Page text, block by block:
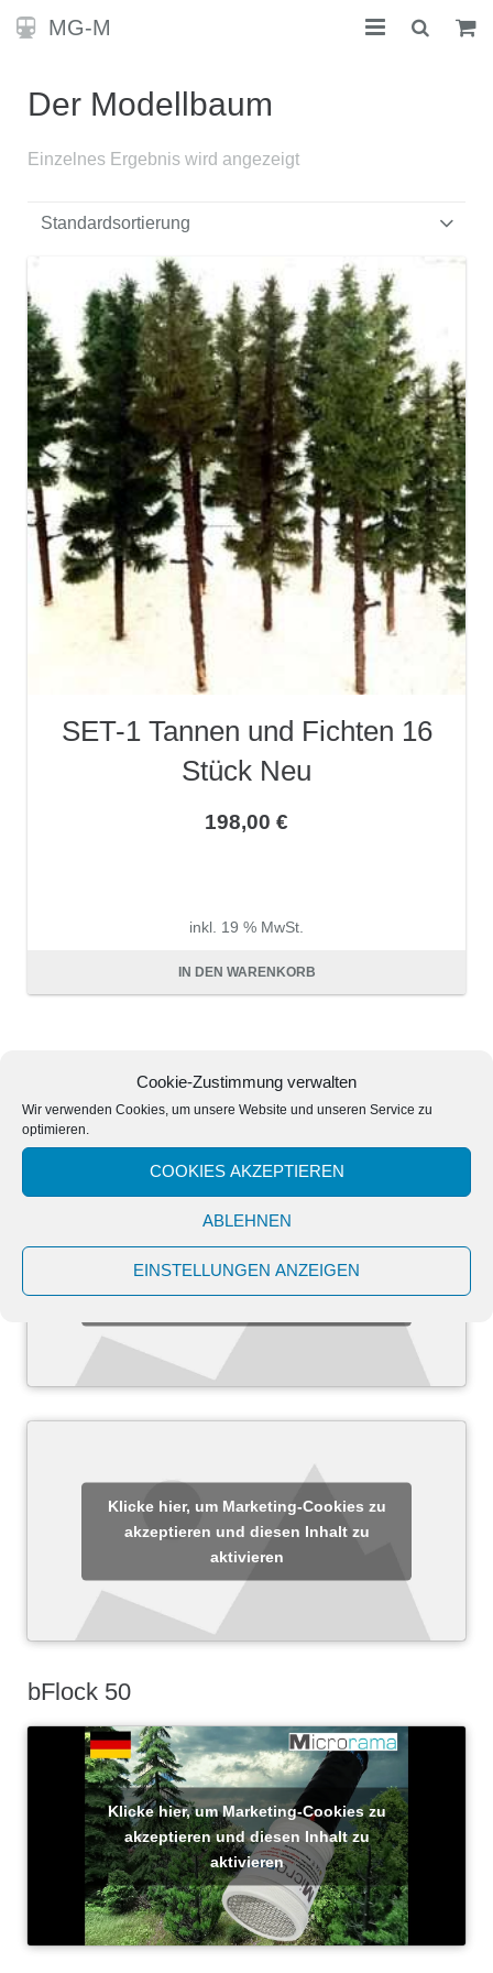
Cookie-Zustimmung verwalten
Wir verwenden Cookies, um unsere Website und unseren Service zu
optimieren.
COOKIES AKZEPTIEREN
ABLEHNEN
EINSTELLUNGEN ANZEIGEN
MG-M
Der Modellbaum
Einzelnes Ergebnis wird angezeigt
SET-1 Tannen und Fichten 16
Stück Neu
198,00 €
inkl. 19 % MwSt.
zzgl.Versandkosten
IN DEN WARENKORB
Klicke hier, um Marketing-Cookies zu
akzeptieren und diesen Inhalt zu
aktivieren
Klicke hier, um Marketing-Cookies zu
akzeptieren und diesen Inhalt zu
aktivieren
bFlock 50
Klicke hier, um Marketing-Cookies zu
akzeptieren und diesen Inhalt zu
aktivieren